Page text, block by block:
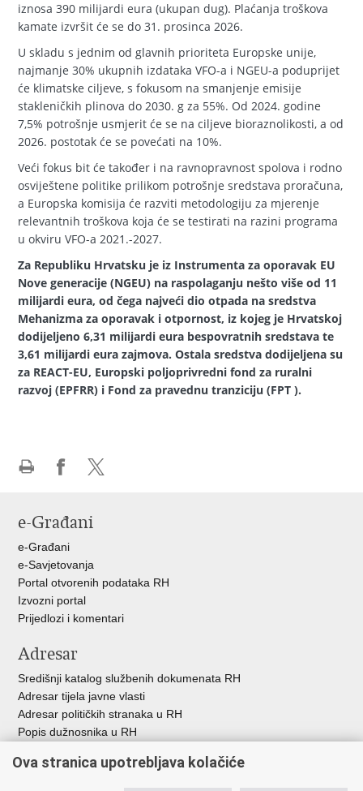
iznosa 390 milijardi eura (ukupan dug). Plaćanja troškova
kamate izvršit će se do 31. prosinca 2026.
U skladu s jednim od glavnih prioriteta Europske unije,
najmanje 30% ukupnih izdataka VFO-a i NGEU-a poduprijet
će klimatske ciljeve, s fokusom na smanjenje emisije
stakleničkih plinova do 2030. g za 55%. Od 2024. godine
7,5% potrošnje usmjerit će se na ciljeve bioraznolikosti, a od
2026. postotak će se povećati na 10%.
Veći fokus bit će također i na ravnopravnost spolova i rodno
osviještene politike prilikom potrošnje sredstava proračuna,
a Europska komisija će razviti metodologiju za mjerenje
relevantnih troškova koja će se testirati na razini programa
u okviru VFO-a 2021.-2027.
Za Republiku Hrvatsku je iz Instrumenta za oporavak EU
Nove generacije (NGEU) na raspolaganju nešto više od 11
milijardi eura, od čega najveći dio otpada na sredstva
Mehanizma za oporavak i otpornost, iz kojeg je Hrvatskoj
dodijeljeno 6,31 milijardi eura bespovratnih sredstava te
3,61 milijardi eura zajmova. Ostala sredstva dodijeljena su
za REACT-EU, Europski poljoprivredni fond za ruralni
razvoj (EPFRR) i Fond za pravednu tranziciju (FPT ).
Facebooku
X-
e-Građani
e-Građani
e-Savjetovanja
Portal otvorenih podataka RH
Izvozni portal
Prijedlozi i komentari
Adresar
Središnji katalog službenih dokumenata RH
Adresar tijela javne vlasti
Adresar političkih stranaka u RH
Popis dužnosnika u RH
Pozivi za žurnu pomoć
Ova stranica upotrebljava kolačiće